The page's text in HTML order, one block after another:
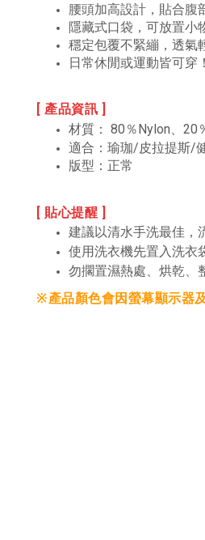
腰頭加高設計，貼合腹
隱藏式口袋，可放置小
穩定包覆不緊繃，透氣
日常休閒或運動皆可穿！
[ 產品資訊 ]
材質： 80％Nylon、20
適合：瑜珈/皮拉提斯/
版型：正常
[ 貼心提醒 ]
建議以清水手洗最佳，
使用洗衣機先置入洗衣
勿擱置濕熱處、烘乾、
※產品顏色會因螢幕顯示器